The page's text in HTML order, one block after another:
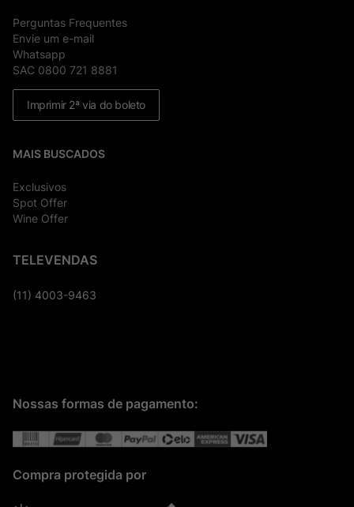
Perguntas Frequentes
Envie um e-mail
Whatsapp
SAC 0800 721 8881
Imprimir 2ª via do boleto
MAIS BUSCADOS
Exclusivos
Spot Offer
Wine Offer
TELEVENDAS
(11) 4003-9463
Nossas formas de pagamento:
Compra protegida por